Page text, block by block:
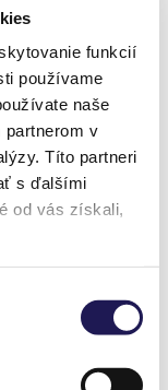
funkcií
používame
naše
partnerom v
Títo partneri
s ďalšími
od vás získali,